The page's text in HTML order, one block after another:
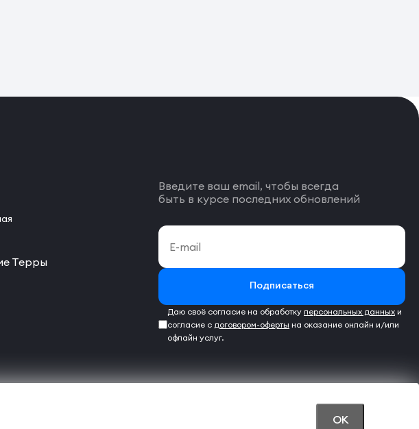
Терры
Введите ваш email, чтобы всегда
быть в курсе последних обновлений
Подписаться
Даю своё согласие на обработку персональных данных и
согласие с договором-оферты на оказание онлайн и/или
офлайн услуг.
OK